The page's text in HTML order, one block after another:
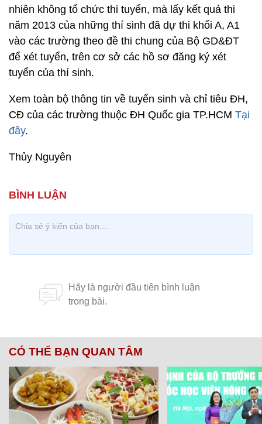
nhiên không tổ chức thi tuyển, mà lấy kết quả thi
năm 2013 của những thí sinh đã dự thi khối A, A1
vào các trường theo đề thi chung của Bộ GD&ĐT
để xét tuyển, trên cơ sở các hồ sơ đăng ký xét
tuyển của thí sinh.
Xem toàn bộ thông tin về tuyển sinh và chỉ tiêu ĐH,
CĐ của các trường thuộc ĐH Quốc gia TP.HCM Tại
đây.
Thủy Nguyên
CÓ THỂ BẠN QUAN TÂM